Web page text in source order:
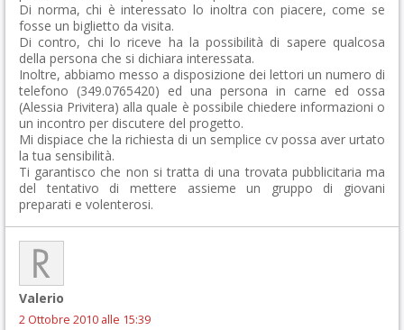
Di norma, chi è interessato lo inoltra con piacere, come se
fosse un biglietto da visita.
Di contro, chi lo riceve ha la possibilità di sapere qualcosa
della persona che si dichiara interessata.
Inoltre, abbiamo messo a disposizione dei lettori un numero di
telefono (349.0765420) ed una persona in carne ed ossa
(Alessia Privitera) alla quale è possibile chiedere informazioni o
un incontro per discutere del progetto.
Mi dispiace che la richiesta di un semplice cv possa aver urtato
la tua sensibilità.
Ti garantisco che non si tratta di una trovata pubblicitaria ma
del tentativo di mettere assieme un gruppo di giovani
preparati e volenterosi.
Valerio
2 Ottobre 2010 alle 15:39